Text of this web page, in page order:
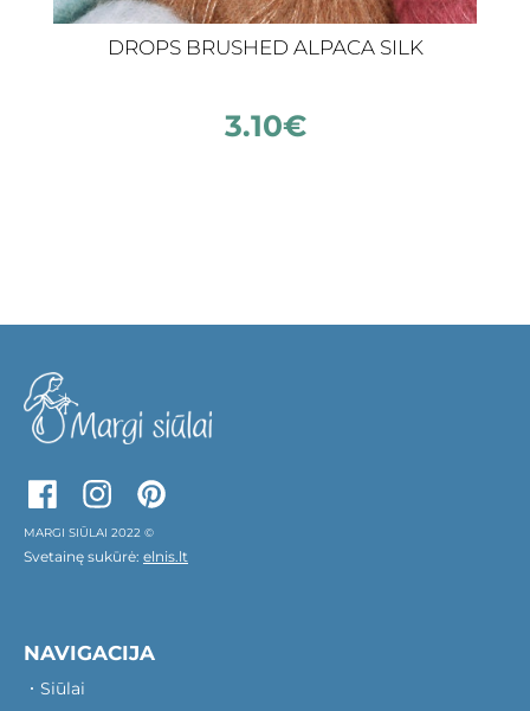
DROPS BRUSHED ALPACA SILK
3.10€
MARGI SIŪLAI 2022 ©
Svetainę sukūrė: elnis.lt
NAVIGACIJA
Siūlai